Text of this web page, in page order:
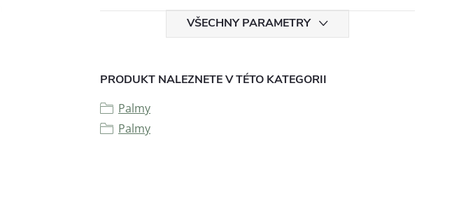
VŠECHNY PARAMETRY
PRODUKT NALEZNETE V TÉTO KATEGORII
Palmy
Palmy